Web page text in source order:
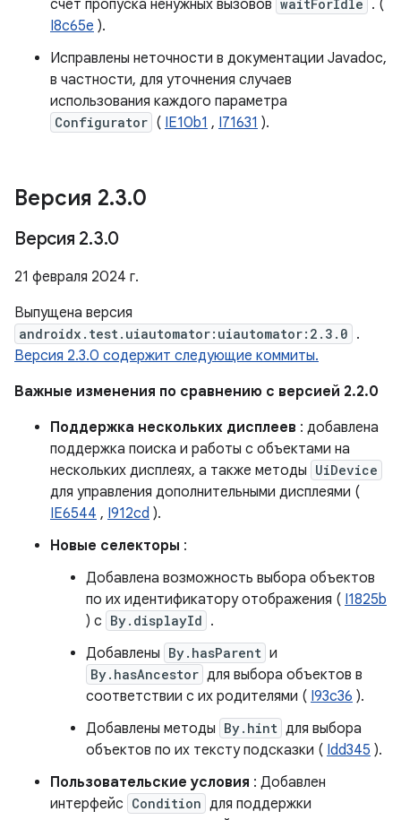
счет пропуска ненужных вызовов waitForIdle . (
I8c65e ).
Исправлены неточности в документации Javadoc,
в частности, для уточнения случаев
использования каждого параметра
Configurator ( IE10b1 , I71631 ).
Версия 2.3.0
Версия 2.3.0
21 февраля 2024 г.
Выпущена версия
androidx.test.uiautomator:uiautomator:2.3.0 .
Версия 2.3.0 содержит следующие коммиты.
Важные изменения по сравнению с версией 2.2.0
Поддержка нескольких дисплеев : добавлена ​​
поддержка поиска и работы с объектами на
нескольких дисплеях, а также методы UiDevice
для управления дополнительными дисплеями (
IE6544 , I912cd ).
Новые селекторы :
Добавлена ​​возможность выбора объектов
по их идентификатору отображения ( I1825b
) с By.displayId .
Добавлены By.hasParent и
By.hasAncestor для выбора объектов в
соответствии с их родителями ( I93c36 ).
Добавлены методы By.hint для выбора
объектов по их тексту подсказки ( Idd345 ).
Пользовательские условия : Добавлен
интерфейс Condition для поддержки